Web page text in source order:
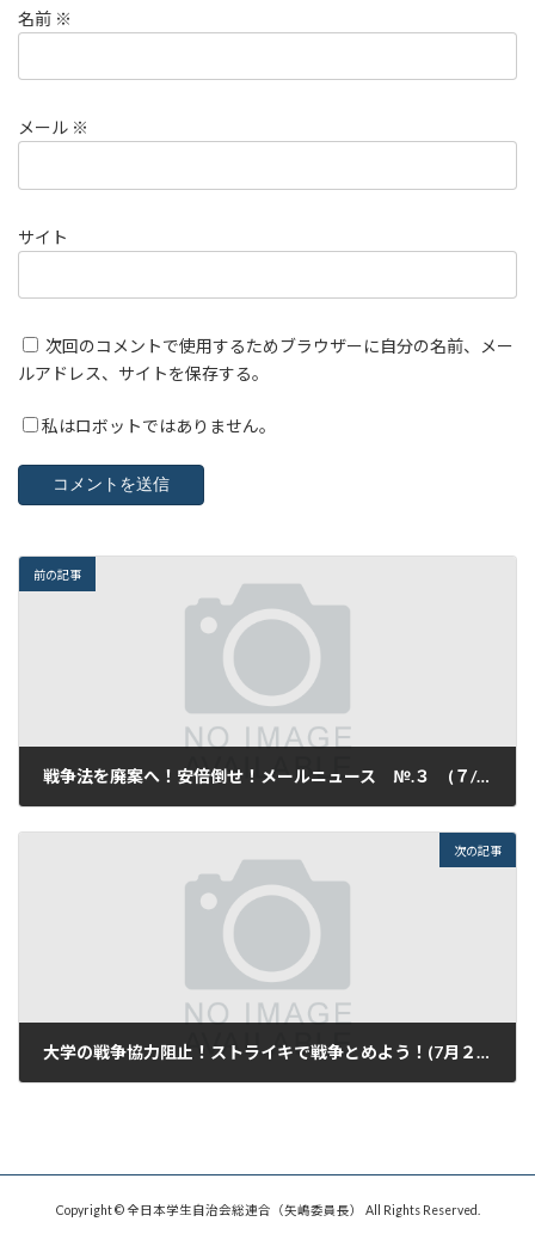
名前 ※
メール ※
サイト
次回のコメントで使用するためブラウザーに自分の名前、メー
ルアドレス、サイトを保存する。
私はロボットではありません。
前の記事
戦争法を廃案へ！安倍倒せ！メールニュース №.３ (７/１９)
次の記事
大学の戦争協力阻止！ストライキで戦争とめよう！(7月２６日のビラ)
Copyright © 全日本学生自治会総連合（矢嶋委員長） All Rights Reserved.